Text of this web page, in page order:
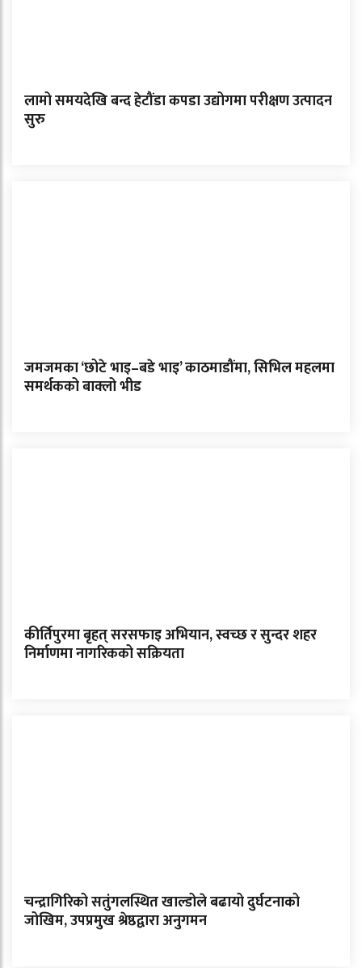
लामो समयदेखि बन्द हेटौंडा कपडा उद्योगमा परीक्षण उत्पादन
सुरु
जमजमका ‘छोटे भाइ–बडे भाइ’ काठमाडौंमा, सिभिल महलमा
समर्थकको बाक्लो भीड
कीर्तिपुरमा बृहत् सरसफाइ अभियान, स्वच्छ र सुन्दर शहर
निर्माणमा नागरिकको सक्रियता
चन्द्रागिरिको सतुंगलस्थित खाल्डोले बढायो दुर्घटनाको
जोखिम, उपप्रमुख श्रेष्ठद्वारा अनुगमन